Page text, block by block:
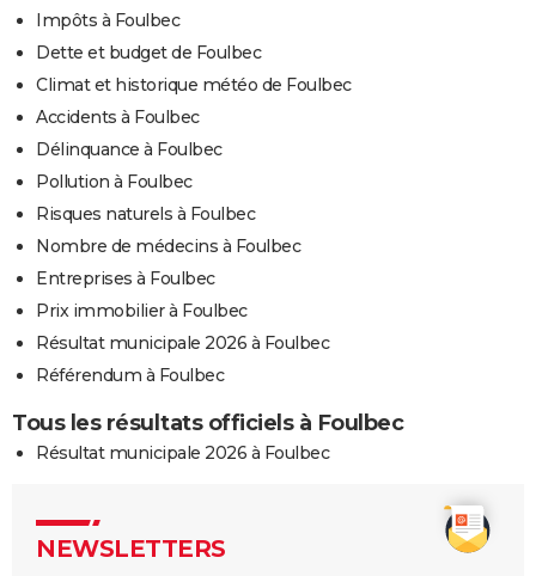
Impôts à Foulbec
Dette et budget de Foulbec
Climat et historique météo de Foulbec
Accidents à Foulbec
Délinquance à Foulbec
Pollution à Foulbec
Risques naturels à Foulbec
Nombre de médecins à Foulbec
Entreprises à Foulbec
Prix immobilier à Foulbec
Résultat municipale 2026 à Foulbec
Référendum à Foulbec
Tous les résultats officiels à Foulbec
Résultat municipale 2026 à Foulbec
NEWSLETTERS